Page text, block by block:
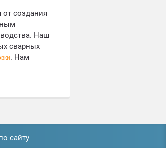
от создания
Наш
сварных
. Нам
сайту